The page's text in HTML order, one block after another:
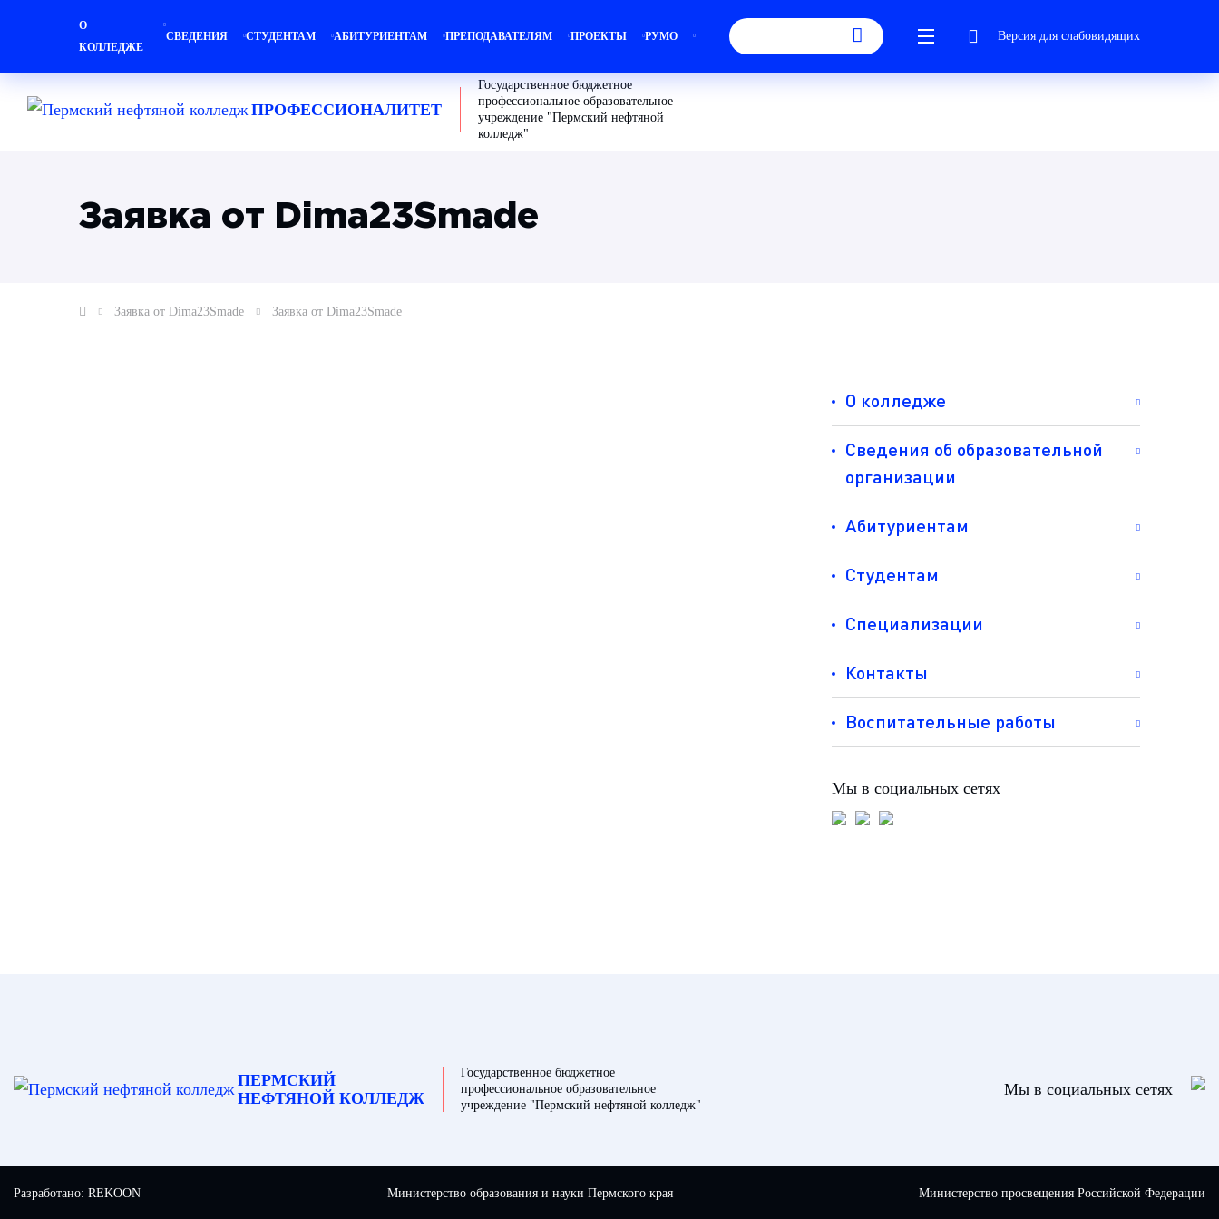
О
КОЛЛЕДЖЕ
СВЕДЕНИЯ СТУДЕНТАМ АБИТУРИЕНТАМ ПРЕПОДАВАТЕЛЯМ ПРОЕКТЫ РУМО Версия для слабовидящих
ПРОФЕССИОНАЛИТЕТ
Государственное бюджетное
профессиональное образовательное
учреждение "Пермский нефтяной
колледж"
Заявка от Dima23Smade
Заявка от Dima23Smade Заявка от Dima23Smade
О колледже
Сведения об образовательной
организации
Абитуриентам
Студентам
Специализации
Контакты
Воспитательные работы
Мы в социальных сетях
ПЕРМСКИЙ
НЕФТЯНОЙ КОЛЛЕДЖ
Государственное бюджетное
профессиональное образовательное
учреждение "Пермский нефтяной колледж"
Мы в социальных сетях
Разработано: REKOON Министерство образования и науки Пермского края Министерство просвещения Российской Федерации